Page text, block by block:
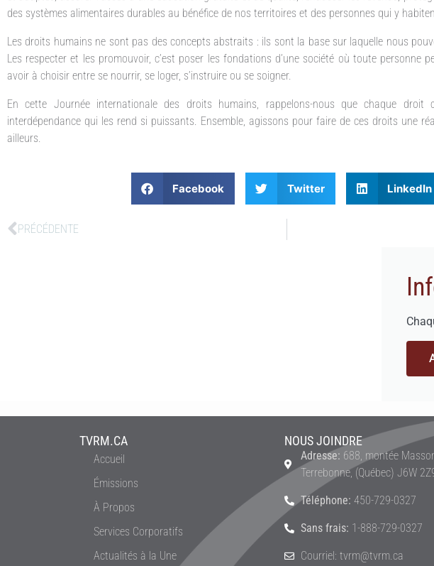
des systèmes alimentaires durables au bénéfice de nos territoires et des personnes qui y
Les droits humains ne sont pas des concepts abstraits : ils sont la base sur laquelle nous
Les respecter et les promouvoir, c’est poser les fondations d’une société où toute personne
avoir à choisir entre se nourrir, se loger, s’instruire ou se soigner.
En cette Journée internationale des droits humains, rappelons-nous que chaque droit
interdépendance qui les rend si puissants. Ensemble, agissons pour faire de ces droits une
ailleurs.
Facebook Twitter LinkedIn
PRÉCÉDENTE
TVRM.CA
Accueil
Émissions
À Propos
Services Corporatifs
Actualités à la Une
NOUS JOINDRE
Adresse: 688, montée
Terrebonne, (Québec) J6W
Téléphone: 450-729-0327
Sans frais: 1-888-729-0327
Courriel: tvrm@tvrm.ca